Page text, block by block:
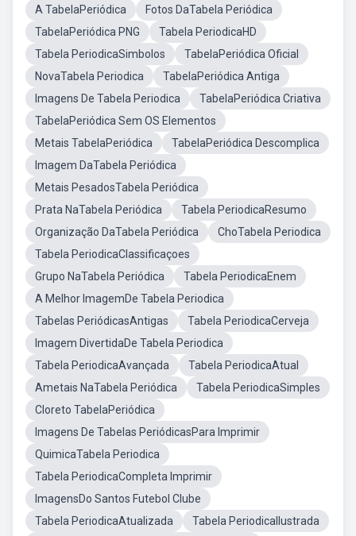
A TabelaPeriódica
Fotos DaTabela Periódica
TabelaPeriódica PNG
Tabela PeriodicaHD
Tabela PeriodicaSimbolos
TabelaPeriódica Oficial
NovaTabela Periodica
TabelaPeriódica Antiga
Imagens De Tabela Periodica
TabelaPeriódica Criativa
TabelaPeriódica Sem OS Elementos
Metais TabelaPeriódica
TabelaPeriódica Descomplica
Imagem DaTabela Periódica
Metais PesadosTabela Periódica
Prata NaTabela Periódica
Tabela PeriodicaResumo
Organização DaTabela Periódica
ChoTabela Periodica
Tabela PeriodicaClassificaçoes
Grupo NaTabela Periódica
Tabela PeriodicaEnem
A Melhor ImagemDe Tabela Periodica
Tabelas PeriódicasAntigas
Tabela PeriodicaCerveja
Imagem DivertidaDe Tabela Periodica
Tabela PeriodicaAvançada
Tabela PeriodicaAtual
Ametais NaTabela Periódica
Tabela PeriodicaSimples
Cloreto TabelaPeriódica
Imagens De Tabelas PeriódicasPara Imprimir
QuimicaTabela Periodica
Tabela PeriodicaCompleta Imprimir
ImagensDo Santos Futebol Clube
Tabela PeriodicaAtualizada
Tabela PeriodicaIlustrada